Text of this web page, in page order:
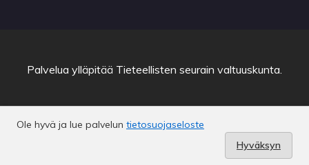
Ole hyvä ja lue palvelun tietosuojaseloste
Hyväksyn
Palvelua ylläpitää Tieteellisten seurain valtuuskunta.